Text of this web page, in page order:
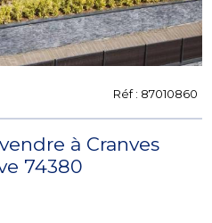
Réf : 87010860
à Cranves
74380